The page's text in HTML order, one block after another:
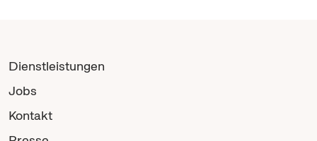
Dienstleistungen
Jobs
Kontakt